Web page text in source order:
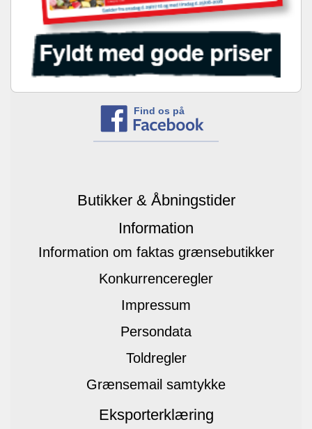
Find os på
Butikker & Åbningstider
Information
Information om faktas grænsebutikker
Konkurrenceregler
Impressum
Persondata
Toldregler
Grænsemail samtykke
Eksporterklæring